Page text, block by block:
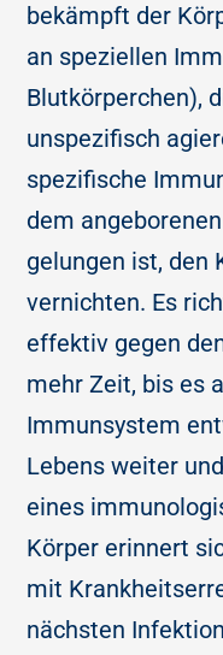
bekämpft der
an speziellen
Blutkörperchen),
unspezifisch
spezifische
dem
gelungen ist, den
vernichten. Es
effektiv gegen
mehr Zeit, bis es
Immunsystem
Lebens weiter
eines
Körper erinnert
mit
nächsten